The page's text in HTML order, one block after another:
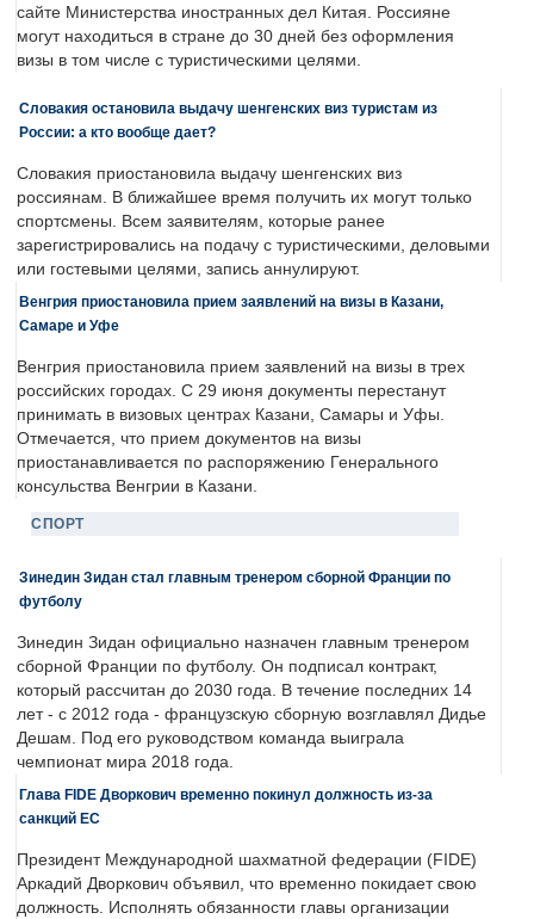
сайте Министерства иностранных дел Китая. Россияне
могут находиться в стране до 30 дней без оформления
визы в том числе с туристическими целями.
Словакия остановила выдачу шенгенских виз туристам из
России: а кто вообще дает?
Словакия приостановила выдачу шенгенских виз
россиянам. В ближайшее время получить их могут только
спортсмены. Всем заявителям, которые ранее
зарегистрировались на подачу с туристическими, деловыми
или гостевыми целями, запись аннулируют.
Венгрия приостановила прием заявлений на визы в Казани,
Самаре и Уфе
Венгрия приостановила прием заявлений на визы в трех
российских городах. С 29 июня документы перестанут
принимать в визовых центрах Казани, Самары и Уфы.
Отмечается, что прием документов на визы
приостанавливается по распоряжению Генерального
консульства Венгрии в Казани.
СПОРТ
Зинедин Зидан стал главным тренером сборной Франции по
футболу
Зинедин Зидан официально назначен главным тренером
сборной Франции по футболу. Он подписал контракт,
который рассчитан до 2030 года. В течение последних 14
лет - с 2012 года - французскую сборную возглавлял Дидье
Дешам. Под его руководством команда выиграла
чемпионат мира 2018 года.
Глава FIDE Дворкович временно покинул должность из-за
санкций ЕС
Президент Международной шахматной федерации (FIDE)
Аркадий Дворкович объявил, что временно покидает свою
должность. Исполнять обязанности главы организации